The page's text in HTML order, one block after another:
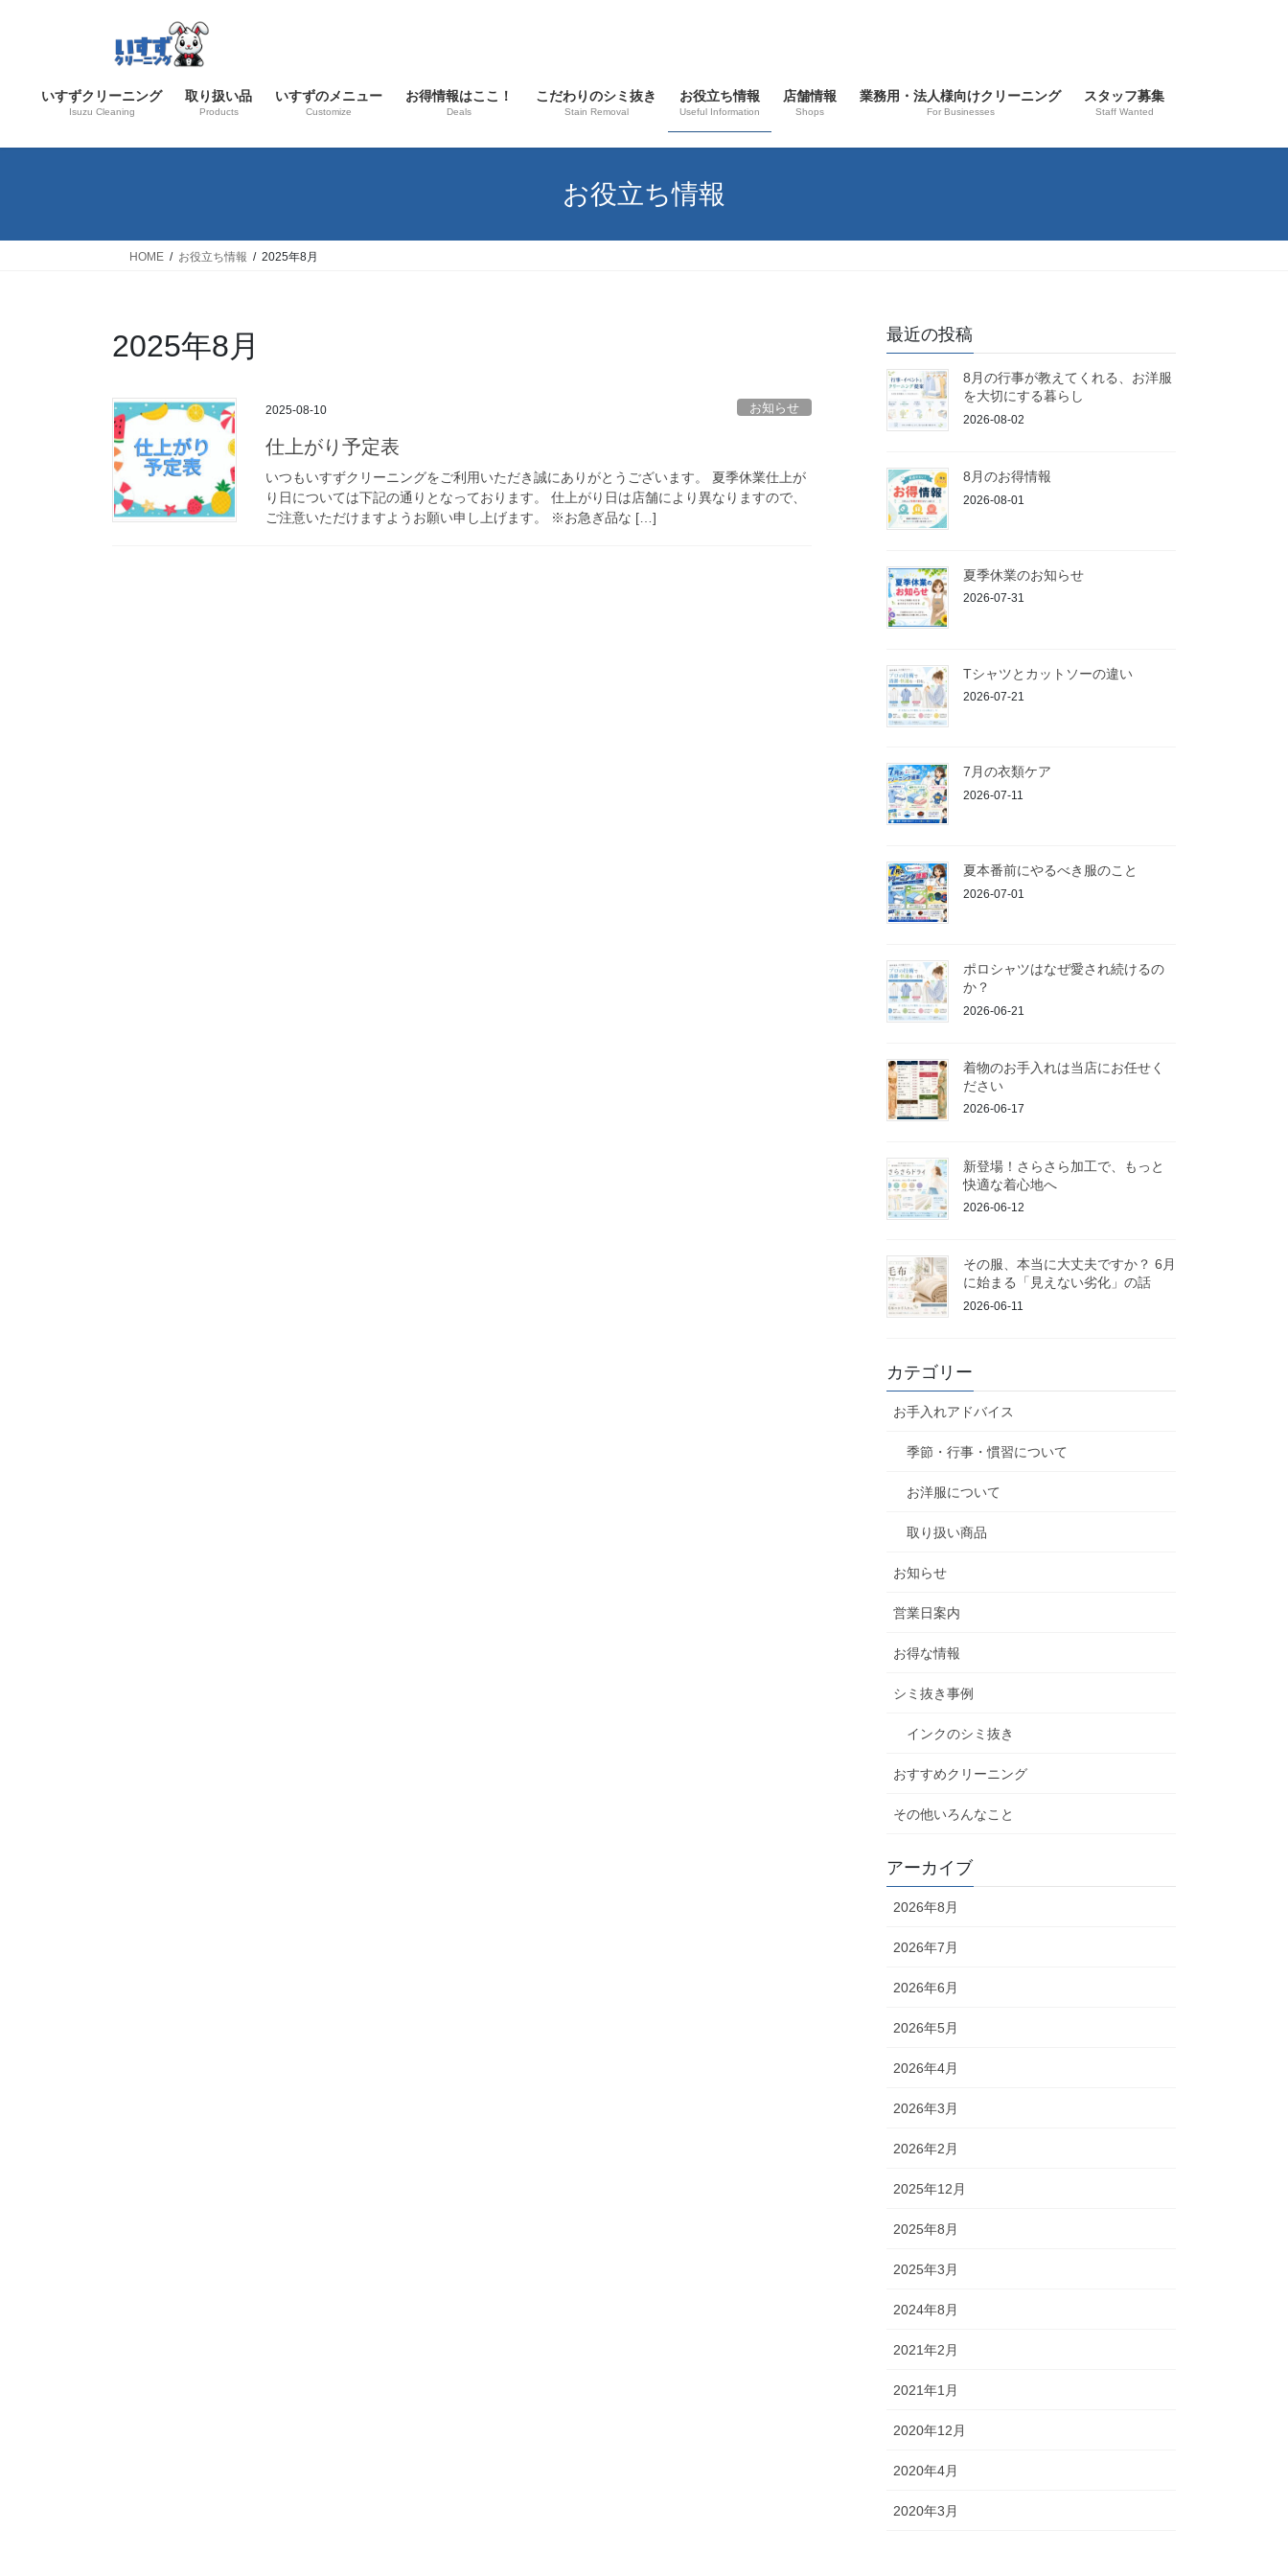
ス
ン
いすずクリーニング
Isuzu Cleaning
取り扱い品
Products
いすずのメニュー
Customize
お得情報はここ！
Deals
こだわりのシミ抜き
Stain Removal
お役立ち情報
Useful Information
店舗情報
Shops
業務用・法人様向けクリーニング
For Businesses
スタッフ募集
Staff Wanted
お役立ち情報
HOME お役立ち情報 2025年8月
2025年8月
2025-08-10 お知らせ
仕上がり予定表
いつもいすずクリーニングをご利用いただき誠にありがとうございます。 夏季休業仕上が
り日については下記の通りとなっております。 仕上がり日は店舗により異なりますので、
ご注意いただけますようお願い申し上げます。 ※お急ぎ品な […]
最近の投稿
8月の行事が教えてくれる、お洋服
を大切にする暮らし
2026-08-02
8月のお得情報
2026-08-01
夏季休業のお知らせ
2026-07-31
Tシャツとカットソーの違い
2026-07-21
7月の衣類ケア
2026-07-11
夏本番前にやるべき服のこと
2026-07-01
ポロシャツはなぜ愛され続けるの
か？
2026-06-21
着物のお手入れは当店にお任せく
ださい
2026-06-17
新登場！さらさら加工で、もっと
快適な着心地へ
2026-06-12
その服、本当に大丈夫ですか？ 6月
に始まる「見えない劣化」の話
2026-06-11
カテゴリー
お手入れアドバイス
季節・行事・慣習について
お洋服について
取り扱い商品
お知らせ
営業日案内
お得な情報
シミ抜き事例
インクのシミ抜き
おすすめクリーニング
その他いろんなこと
アーカイブ
2026年8月
2026年7月
2026年6月
2026年5月
2026年4月
2026年3月
2026年2月
2025年12月
2025年8月
2025年3月
2024年8月
2021年2月
2021年1月
2020年12月
2020年4月
2020年3月